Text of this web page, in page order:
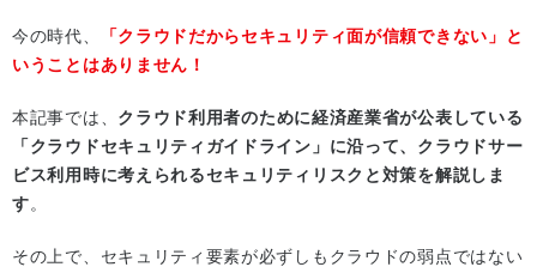
今の時代、
「クラウドだからセキュリティ面が信頼できない」と
いうことはありません！
本記事では、 クラウド利用者のために経済産業省が公表している
「クラウドセキュリティガイドライン」に沿って、クラウドサー
ビス利用時に考えられるセキュリティリスクと対策を解説しま
す。
その上で、セキュリティ要素が必ずしもクラウドの弱点ではない